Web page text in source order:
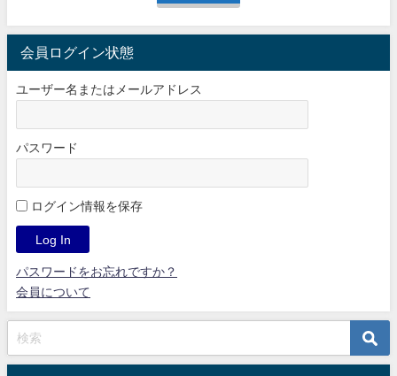
会員ログイン状態
ユーザー名またはメールアドレス
パスワード
ログイン情報を保存
パスワードをお忘れですか？
会員について